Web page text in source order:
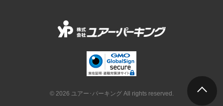
© 2026 ユアー･パーキング All rights reserved.